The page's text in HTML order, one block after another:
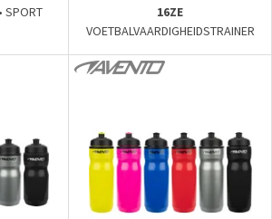
SPORT
16ZE
VOETBALVAARDIGHEIDSTRAINER